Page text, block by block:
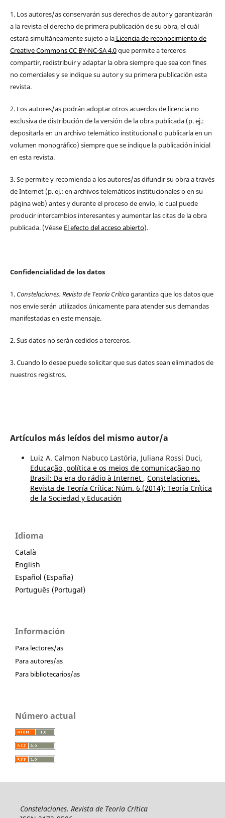
1. Los autores/as conservarán sus derechos de autor y garantizarán
a la revista el derecho de primera publicación de su obra, el cuál
estará simultáneamente sujeto a laLicencia de reconocimiento de
Creative Commons CC BY-NC-SA 4.0que permite a terceros
compartir, redistribuir y adaptar la obra siempre que sea con fines
no comerciales y se indique su autor y su primera publicación esta
revista.
2. Los autores/as podrán adoptar otros acuerdos de licencia no
exclusiva de distribución de la versión de la obra publicada (p. ej.:
depositarla en un archivo telemático institucional o publicarla en un
volumen monográfico) siempre que se indique la publicación inicial
en esta revista.
3. Se permite y recomienda a los autores/as difundir su obra a través
de Internet (p. ej.: en archivos telemáticos institucionales o en su
página web) antes y durante el proceso de envío, lo cual puede
producir intercambios interesantes y aumentar las citas de la obra
publicada. (Véase El efecto del acceso abierto).
Confidencialidad de los datos
1. Constelaciones. Revista de Teoría Críticagarantiza que los datos que
nos envíe serán utilizados únicamente para atender sus demandas
manifestadas en este mensaje.
2. Sus datos no serán cedidos a terceros.
3. Cuando lo desee puede solicitar que sus datos sean eliminados de
nuestros registros.
Artículos más leídos del mismo autor/a
Luiz A. Calmon Nabuco Lastória, Juliana Rossi Duci,
Educação, política e os meios de comunicaçãao no
Brasil: Da era do rádio à Internet , Constelaciones.
Revista de Teoría Crítica: Núm. 6 (2014): Teoría Crítica
de la Sociedad y Educación
Idioma
Català
English
Español (España)
Português (Portugal)
Información
Para lectores/as
Para autores/as
Para bibliotecarios/as
Número actual
Constelaciones. Revista de Teoría Crítica